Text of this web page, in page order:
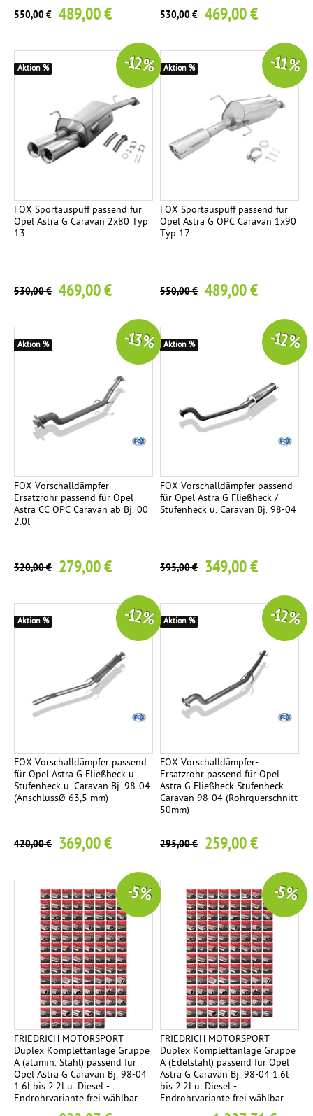
550,00 € 489,00 € 530,00 € 469,00 €
FOX Sportauspuff passend für
Opel Astra G Caravan 2x80 Typ
13
530,00 € 469,00 €
-12 %
Aktion %
FOX Sportauspuff passend für
Opel Astra G OPC Caravan 1x90
Typ 17
550,00 € 489,00 €
-11 %
Aktion %
FOX Vorschalldämpfer
Ersatzrohr passend für Opel
Astra CC OPC Caravan ab Bj. 00
2.0l
320,00 € 279,00 €
-13 %
Aktion %
FOX Vorschalldämpfer passend
für Opel Astra G Fließheck /
Stufenheck u. Caravan Bj. 98-04
395,00 € 349,00 €
-12 %
Aktion %
FOX Vorschalldämpfer passend
für Opel Astra G Fließheck u.
Stufenheck u. Caravan Bj. 98-04
(AnschlussØ 63,5 mm)
420,00 € 369,00 €
-12 %
Aktion %
FOX Vorschalldämpfer-
Ersatzrohr passend für Opel
Astra G Fließheck Stufenheck
Caravan 98-04 (Rohrquerschnitt
50mm)
295,00 € 259,00 €
-12 %
Aktion %
FRIEDRICH MOTORSPORT
Duplex Komplettanlage Gruppe
A (alumin. Stahl) passend für
Opel Astra G Caravan Bj. 98-04
1.6l bis 2.2l u. Diesel -
Endrohrvariante frei wählbar
-5 %
FRIEDRICH MOTORSPORT
Duplex Komplettanlage Gruppe
A (Edelstahl) passend für Opel
Astra G Caravan Bj. 98-04 1.6l
bis 2.2l u. Diesel -
Endrohrvariante frei wählbar
-5 %